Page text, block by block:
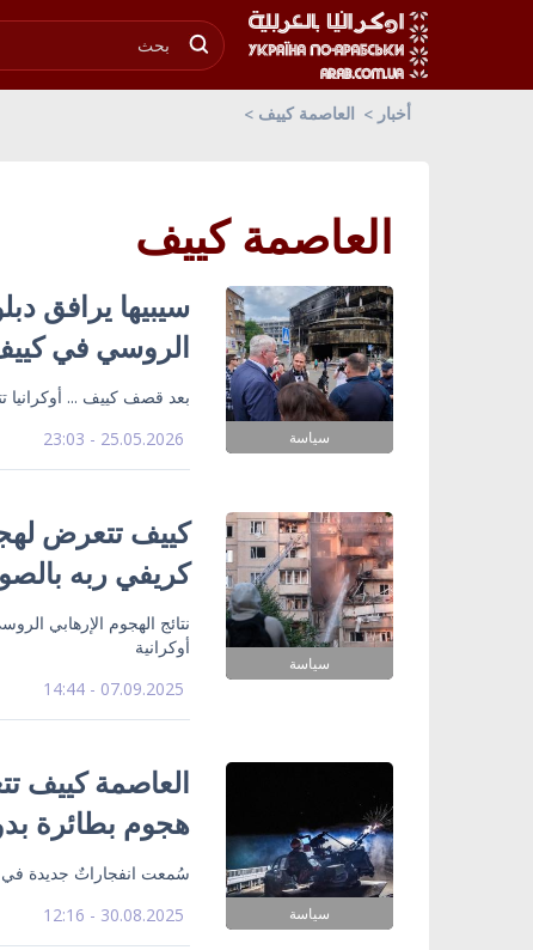
أخبار العاصمة كييف
العاصمة كييف
سياسة
سيبيها يرافق
الروسي في
بعد قصف كييف ...
25.05.2026 - 23:03
سياسة
كييف تتعرض
كريفي ربه
نتائج الهجوم الإرهابي
أوكرانية
07.09.2025 - 14:44
سياسة
العاصمة كييف
هجوم بطائرة
سُمعت انفجاراتٌ جديدة
30.08.2025 - 12:16